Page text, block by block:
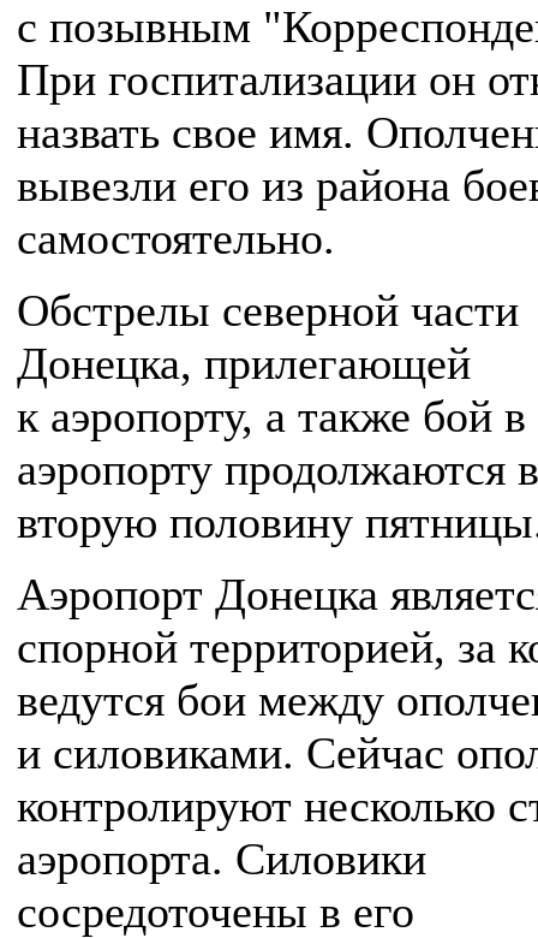
с позывным
При госпитализации он
назвать свое имя.
вывезли его из района
самостоятельно.
Обстрелы северной части
Донецка, прилегающей
к аэропорту, а также бой
аэропорту продолжаются
вторую половину
Аэропорт Донецка
спорной территорией, за
ведутся бои между
и силовиками. Сейчас
контролируют несколько
аэропорта. Силовики
сосредоточены в его